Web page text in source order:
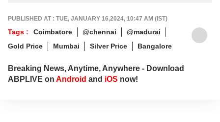
PUBLISHED AT : TUE, JANUARY 16,2024, 10:47 AM (IST)
Tags : Coimbatore @chennai
@madurai
Gold Price
Mumbai Silver Price Bangalore
Breaking News, Anytime, Anywhere - Download
ABPLIVE on Android and iOS now!